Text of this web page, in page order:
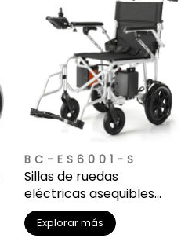
BC-ES6001-S
Sillas de ruedas
eléctricas asequibles
fabricadas con
ferroaleaciones
Explorar más